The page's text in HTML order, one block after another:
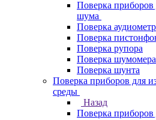
Поверка приборов
шума
Поверка
Поверка
Поверка рупора
Поверка шумомера
Поверка шунта
Поверка приборов для
среды
Назад
Поверка приборов